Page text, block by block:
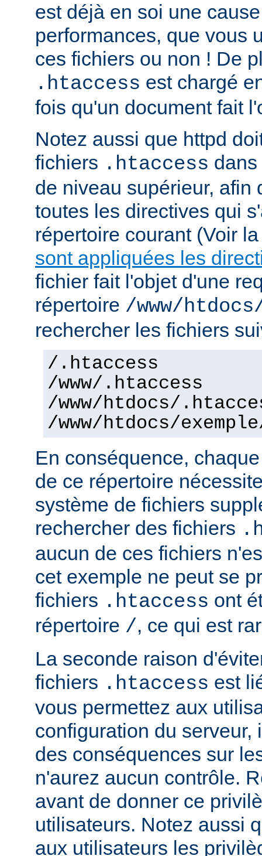
est déjà en soi une
performances, que vous
ces fichiers ou non ! De
.htaccess est chargé
fois qu'un document fait
Notez aussi que httpd
fichiers .htaccess
de niveau supérieur, afin
toutes les directives qui
répertoire courant (Voir
sont appliquées les
fichier fait l'objet d'une
répertoire /www/
rechercher les fichiers
/.htaccess
/www/.htaccess
/www/htdocs/
/www/htdocs/
En conséquence,
de ce répertoire
système de fichiers
rechercher des fichiers
aucun de ces fichiers
cet exemple ne peut se
fichiers .htaccess ont
répertoire /, ce qui est
La seconde raison
fichiers .htaccess est
vous permettez aux
configuration du serveur,
des conséquences sur
n'aurez aucun contrôle.
avant de donner ce
utilisateurs. Notez aussi
aux utilisateurs les